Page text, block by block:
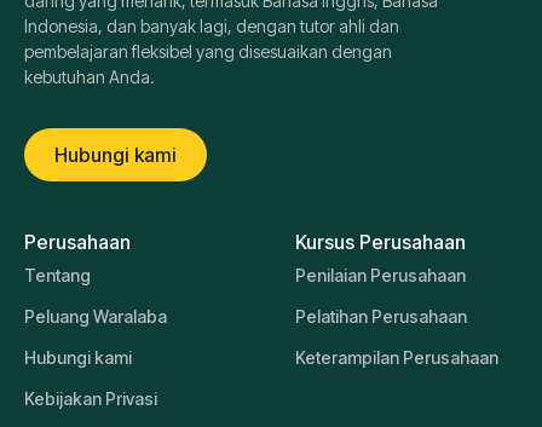
Indonesia, dan banyak lagi, dengan tutor ahli dan
pembelajaran fleksibel yang disesuaikan dengan
kebutuhan Anda.
Hubungi kami
Perusahaan
Tentang
Peluang Waralaba
Hubungi kami
Kebijakan Privasi
Kursus Perusahaan
Penilaian Perusahaan
Pelatihan Perusahaan
Keterampilan Perusahaan